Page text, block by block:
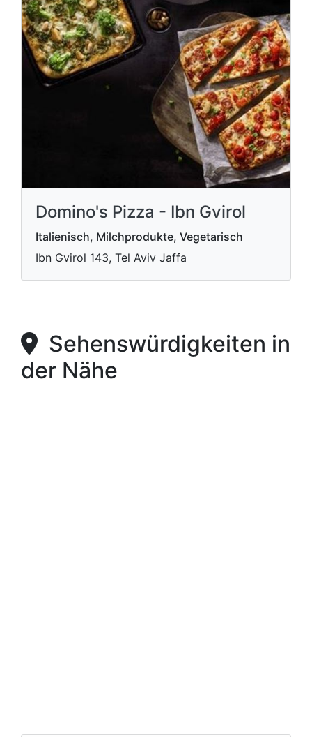
Domino's Pizza - Ibn Gvirol
Italienisch, Milchprodukte, Vegetarisch
Ibn Gvirol 143, Tel Aviv Jaffa
Sehenswürdigkeiten in
der Nähe